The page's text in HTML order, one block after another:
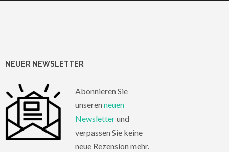
NEUER NEWSLETTER
Abonnieren Sie
unserenneuen
Newsletterund
verpassen Sie keine
neue Rezension mehr.